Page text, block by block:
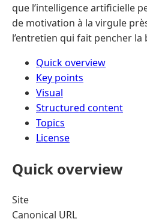
que l’intelligence artificielle
de motivation à la virgule
l’entretien qui fait pencher la
Quick overview
Key points
Visual
Structured content
Topics
License
Quick overview
Site
Canonical URL